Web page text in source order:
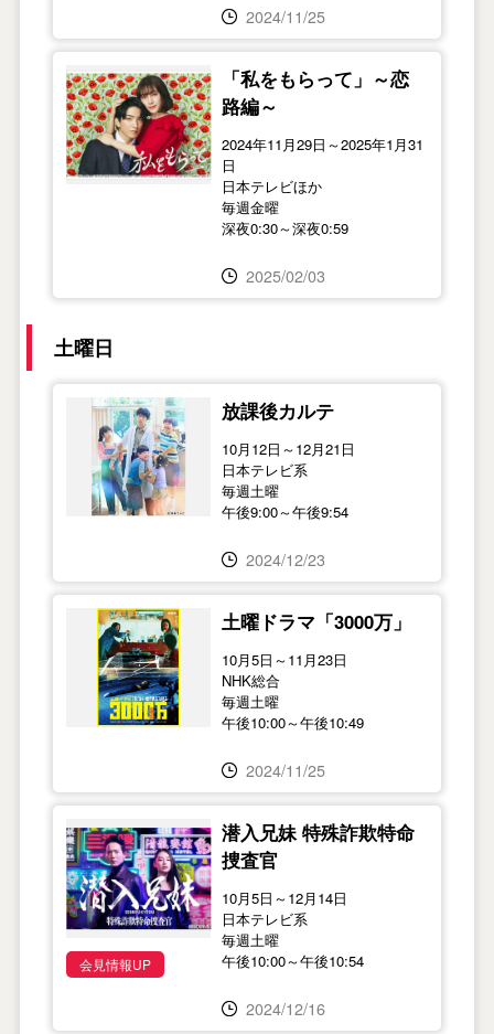
2024/11/25
「私をもらって」～恋
路編～
2024年11月29日～2025年1月31
日
日本テレビほか
毎週金曜
深夜0:30～深夜0:59
2025/02/03
土曜日
放課後カルテ
10月12日～12月21日
日本テレビ系
毎週土曜
午後9:00～午後9:54
2024/12/23
土曜ドラマ「3000万」
10月5日～11月23日
NHK総合
毎週土曜
午後10:00～午後10:49
2024/11/25
会見情報UP
潜入兄妹 特殊詐欺特命
捜査官
10月5日～12月14日
日本テレビ系
毎週土曜
午後10:00～午後10:54
2024/12/16